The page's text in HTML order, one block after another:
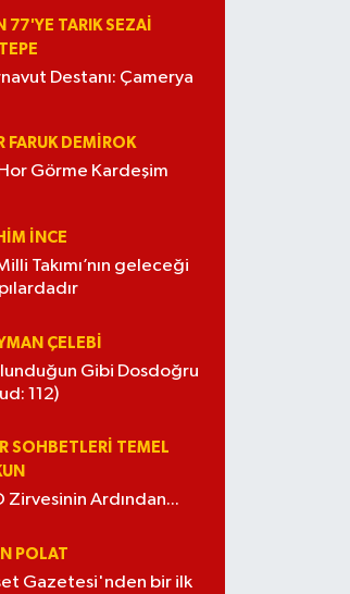
77'YE TARIK SEZAI
Destanı: Çamerya
FARUK DEMIROK
Görme Kardeşim
İNCE
Takımı’nın geleceği
ÇELEBI
Gibi Dosdoğru
112)
SOHBETLERI TEMEL
Zirvesinin Ardından...
POLAT
Gazetesi'nden bir ilk